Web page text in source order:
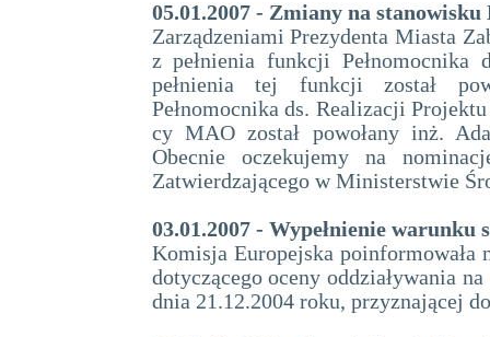
05.01.2007 - Zmiany na
Zarządzeniami Prezydenta Miasta
z pełnienia funkcji
pełnienia tej funkcji został
Pełnomocnika ds. Realizacji
cy MAO został powołany inż.
Obecnie oczekujemy na
Zatwierdzającego w Ministerstwie
03.01.2007 - Wypełnienie warunku
Komisja Europejska poinformowała
dotyczącego oceny oddziaływania
dnia 21.12.2004 roku, przyznającej